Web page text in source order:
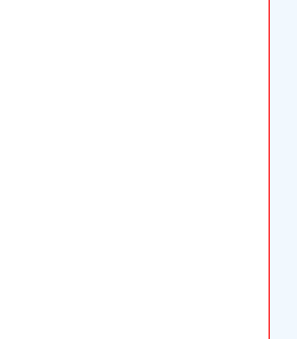
重庆代办公司_代理公司注册_工商登记_分公
www.cqdengbao.com-网站综合查询|重庆登报
重庆渝中区会计从业资格通过率高的会计培
重庆财务章遗失登报公章准刻证遗失登报办理
知识产权一站式服务厂家_知识产权一站式服
重庆“互联网+商务服务·公司注册、代理记账
【品牌经理招聘】重庆诺玛时裳商贸有限公司
【招商运营主管招聘】重庆鑫诺尔文化播有限
因争议之行政行为致相对人的企业名称被撤
明家科技：北京国枫律师事务所关于公司发
同舟集团的无耻不要脸与西政校领导的冷漠